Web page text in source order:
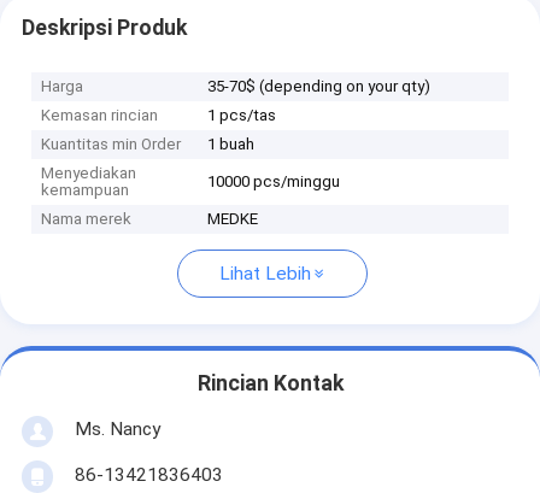
Deskripsi Produk
Harga
35-70$ (depending on your qty)
Kemasan rincian
1 pcs/tas
Kuantitas min Order
1 buah
Menyediakan
kemampuan
10000 pcs/minggu
Nama merek MEDKE
Lihat Lebih
Rincian Kontak
Ms. Nancy
86-13421836403